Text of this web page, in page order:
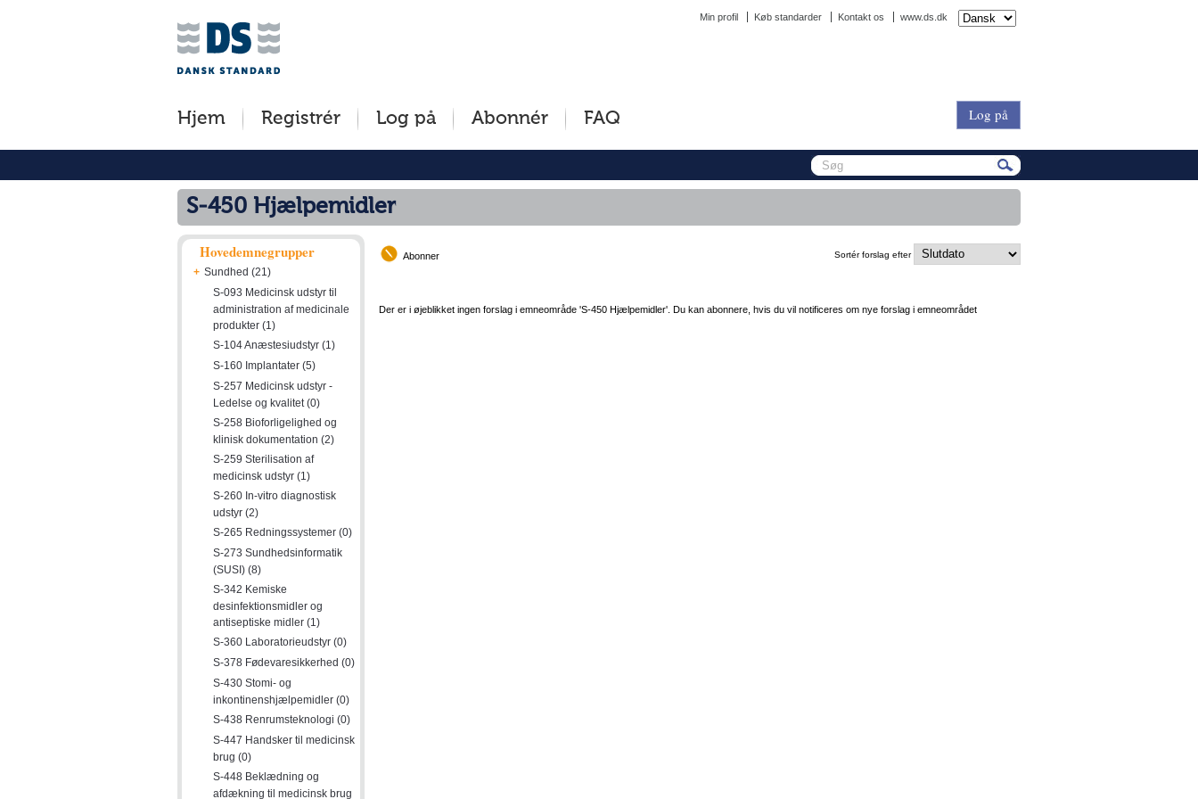
Min profil Køb standarder Kontakt os www.ds.dk
Hjem Registrér Log på Abonnér FAQ Log på
S-450 Hjælpemidler
Hovedemnegrupper
+ Sundhed (21)
S-093 Medicinsk udstyr til
administration af medicinale
produkter (1)
S-104 Anæstesiudstyr (1)
S-160 Implantater (5)
S-257 Medicinsk udstyr -
Ledelse og kvalitet (0)
S-258 Bioforligelighed og
klinisk dokumentation (2)
S-259 Sterilisation af
medicinsk udstyr (1)
S-260 In-vitro diagnostisk
udstyr (2)
S-265 Redningssystemer (0)
S-273 Sundhedsinformatik
(SUSI) (8)
S-342 Kemiske
desinfektionsmidler og
antiseptiske midler (1)
S-360 Laboratorieudstyr (0)
S-378 Fødevaresikkerhed (0)
S-430 Stomi- og
inkontinenshjælpemidler (0)
S-438 Renrumsteknologi (0)
S-447 Handsker til medicinsk
brug (0)
S-448 Beklædning og
afdækning til medicinsk brug
Sortér forslag efter
Abonner
Der er i øjeblikket ingen forslag i emneområde 'S-450 Hjælpemidler'. Du kan abonnere, hvis du vil notificeres om nye forslag i emneområdet